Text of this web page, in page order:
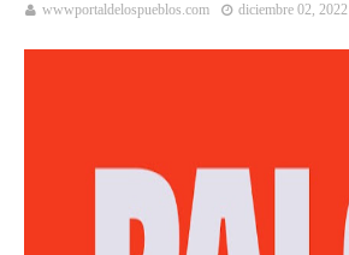
wwwportaldelospueblos.com diciembre 02, 2022